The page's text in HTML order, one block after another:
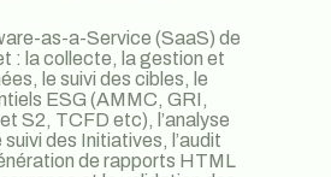
as-a-Service (SaaS) de
: la collecte, la gestion et
le suivi des cibles, le
ESG (AMMC, GRI,
S2, TCFD etc), l’analyse
des Initiatives, l’audit
de rapports HTML